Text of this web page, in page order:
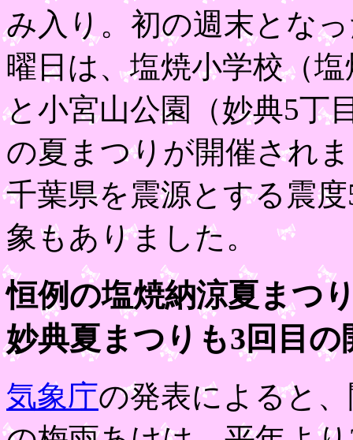
み入り。初の週末とな
曜日は、塩焼小学校（
と小宮山公園（妙典5丁
の夏まつりが開催され
千葉県を震源とする震
象もありました。
恒例の塩焼納涼夏まつ
妙典夏まつりも3回目の
気象庁の発表によると